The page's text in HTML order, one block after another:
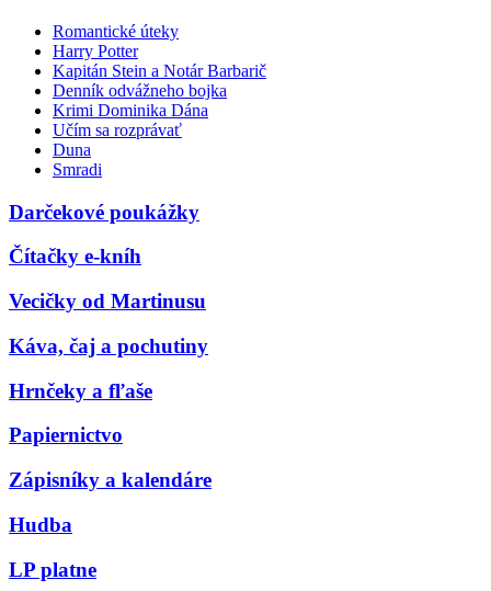
Romantické úteky
Harry Potter
Kapitán Stein a Notár Barbarič
Denník odvážneho bojka
Krimi Dominika Dána
Učím sa rozprávať
Duna
Smradi
Darčekové poukážky
Čítačky e-kníh
Vecičky od Martinusu
Káva, čaj a pochutiny
Hrnčeky a fľaše
Papiernictvo
Zápisníky a kalendáre
Hudba
LP platne